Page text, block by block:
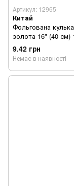
Артикул: 12965
Китай
Фольгована
золота 16" (40 см)
9.42 грн
Немає в наявності